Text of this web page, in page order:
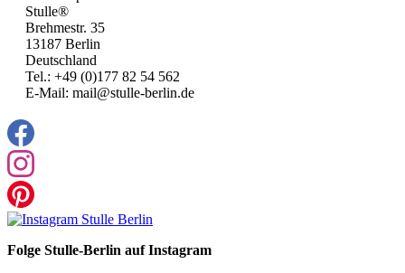
Stulle®
Brehmestr. 35
13187 Berlin
Deutschland
Tel.: +49 (0)177 82 54 562
E-Mail: mail@stulle-berlin.de
Folge Stulle-Berlin auf Instagram